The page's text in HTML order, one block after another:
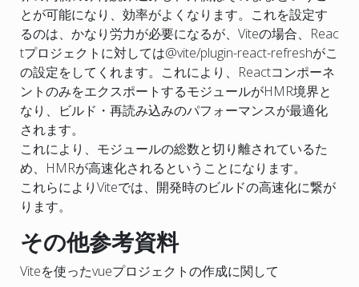
とが可能になり、効率がよくなります。これを設定す
るのは、かなり労力が必要になるが、Viteの場合、Reac
tプロジェクトに対しては@vite/plugin-react-refreshがこ
の設定をしてくれます。これにより、Reactコンポーネ
ントのみをエクスポートするモジュールがHMR境界と
なり、ビルド・再読み込みのパフォーマンスが最適化
されます。
これにより、モジュールの総数と切り離されているた
め、HMRが高速化されるということになります。
これらによりViteでは、開発時のビルドの高速化に繋が
ります。
その他参考資料
Viteを使ったvueプロジェクトの作成に関して